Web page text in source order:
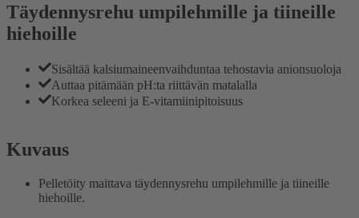
Täydennysrehu umpilehmille ja tiineille
hiehoille
Sisältää kalsiumaineenvaihduntaa tehostavia anionsuoloja
Auttaa pitämään pH:ta riittävän matalalla
Korkea seleeni ja E-vitamiinipitoisuus
Kuvaus
Pelletöity maittava täydennysrehu umpilehmille ja tiineille
hiehoille.